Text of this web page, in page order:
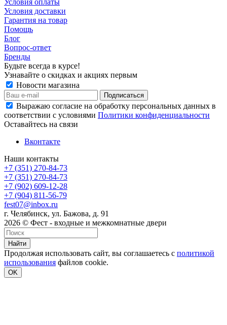
Условия оплаты
Условия доставки
Гарантия на товар
Помощь
Блог
Вопрос-ответ
Бренды
Будьте всегда в курсе!
Узнавайте о скидках и акциях первым
Новости магазина
Выражаю согласие на обработку персональных данных в
соответствии с условиями Политики конфиденциальности
Оставайтесь на связи
Вконтакте
Наши контакты
+7 (351) 270-84-73
+7 (351) 270-84-73
+7 (902) 609-12-28
+7 (904) 811-56-79
fest07@inbox.ru
г. Челябинск, ул. Бажова, д. 91
2026 © Фест - входные и межкомнатные двери
Найти
Продолжая использовать сайт, вы соглашаетесь с политикой
использования файлов cookie.
OK